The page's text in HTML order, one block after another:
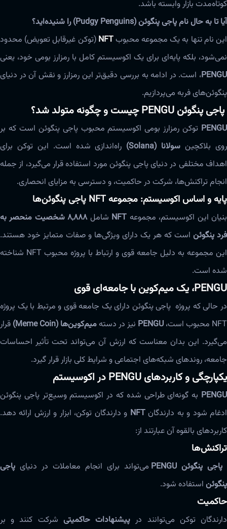
کوتاه‌مدت بازار وابسته باشد.
آیا تا به حال نام پاجی پنگوئن‌ (Pudgy Penguins) را شنیده‌اید؟
این نام تنها به یک مجموعه محبوبNFT (توکن غیرقابل تعویض) محدود
نمی‌شود، بلکه پایه‌ای برای یک اکوسیستم کامل با رمزارز بومی خود، یعنی
PENGU، است. در ادامه به بررسی دقیق‌تر این رمزارز و نقش آن در دنیای
پنگوئن‌های فربه می‌پردازیم.
پاجی پنگوئن‌ PENGU چیست و چگونه متولد شد؟
PENGU توکن رمزارز بومی اکوسیستم محبوب پاجی پنگوئن‌ است که بر
روی بلاکچین سولانا (Solana)
راه‌اندازی شده است. این توکن برای
اهداف مختلفی در دنیای پاجی پنگوئن‌ مورد استفاده قرار می‌گیرد، از جمله
انجام تراکنش‌ها، شرکت در حاکمیت، و دسترسی به مزایای انحصاری.
پایه و اساس اکوسیستم: مجموعه NFT پاجی پنگوئن‌ها
بنیان این اکوسیستم، مجموعه NFT شامل
8,888 شخصیت منحصر به
فرد پنگوئن است که هر یک دارای ویژگی‌ها و صفات متمایز خود هستند.
این مجموعه به دلیل جامعه قوی و ارتباط با پروژه محبوب NFT شناخته
شده است.
PENGU، یک میم‌کوین با جامعه‌ای قوی
در حالی که پروژه پاجی پنگوئن‌ دارای یک جامعه قوی و مرتبط با یک پروژه
NFT محبوب است،
PENGU نیز در دستهمیم‌کوین‌ها (Meme Coin)
قرار
می‌گیرد. این بدان معناست که ارزش آن می‌تواند تحت تأثیر احساسات
جامعه، روندهای شبکه‌های اجتماعی و شرایط کلی بازار قرار گیرد.
یکپارچگی و کاربردهای PENGU در اکوسیستم
PENGU به گونه‌ای طراحی شده که در اکوسیستم وسیع‌تر پاجی پنگوئن‌
ادغام شود و به دارندگانNFT و دارندگان توکن، ابزار و ارزش ارائه دهد.
کاربردهای بالقوه آن عبارتند از:
تراکنش‌ها
پاجی پنگوئن‌ PENGU می‌تواند برای انجام معاملات در دنیای پاجی
پنگوئن‌ استفاده شود.
حاکمیت
دارندگان توکن می‌توانند در پیشنهادات حاکمیتی شرکت کنند و بر